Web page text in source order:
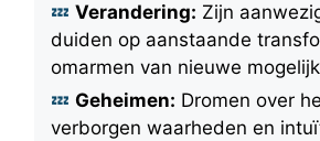
Verandering: Zijn
duiden op aanstaande
omarmen van nieuwe
Geheimen: Dromen over
verborgen waarheden en